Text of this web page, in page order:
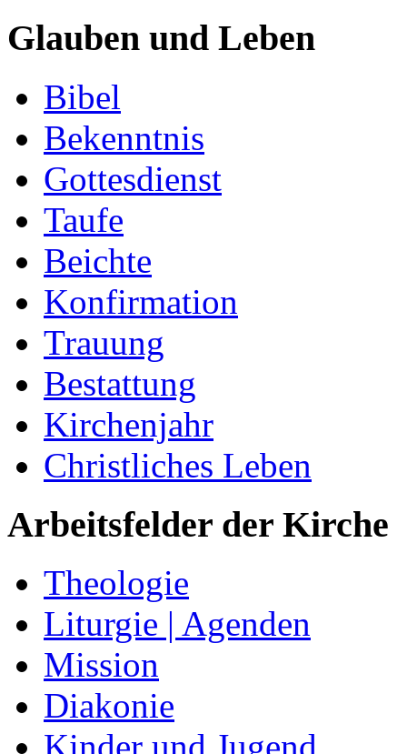
Glauben und Leben
Bibel
Bekenntnis
Gottesdienst
Taufe
Beichte
Konfirmation
Trauung
Bestattung
Kirchenjahr
Christliches Leben
Arbeitsfelder der Kirche
Theologie
Liturgie | Agenden
Mission
Diakonie